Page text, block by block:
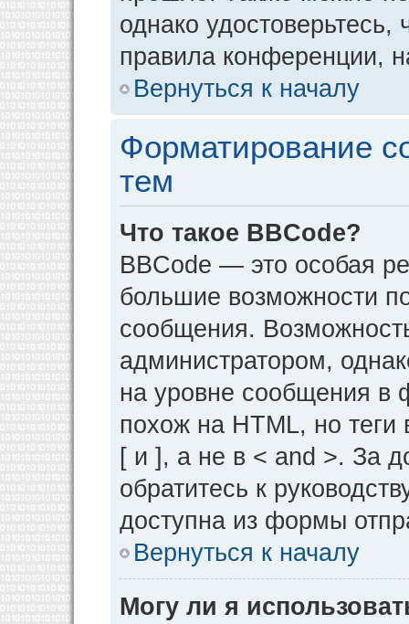
однако
правила конференции,
Вернуться к началу
Форматирование
тем
Что такое BBCode?
BBCode — это особая
большие возможности
сообщения.
администратором,
на уровне сообщения в
похож на HTML, но теги
[ и ], а не в < and >. За
обратитесь к
доступна из формы
Вернуться к началу
Могу ли я